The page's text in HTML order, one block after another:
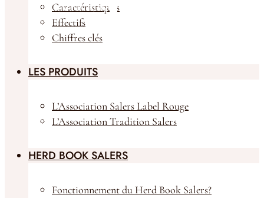
Animaux à la vente
Caractéristiques
Effectifs
Chiffres clés
LES PRODUITS
L’Association Salers Label Rouge
L’Association Tradition Salers
HERD BOOK SALERS
Fonctionnement du Herd Book Salers?